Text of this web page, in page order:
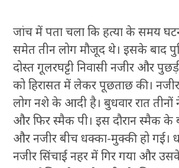
जांच में पता चला कि हत्या के समय
समेत तीन लोग मौजूद थे। इसके बाद
दोस्त गूलरघट्टी निवासी नजीर और
को हिरासत में लेकर पूछताछ की।
लोग नशे के आदी है। बुधवार रात
और फिर स्मैक पी। इस दौरान स्मैक के
और नजीर बीच धक्का-मुक्की हो गई।
नजीर सिंचाई नहर में गिर गया और